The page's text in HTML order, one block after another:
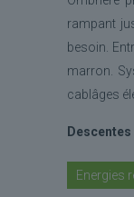
rampant
besoin.
marron.
cablâges
Energies